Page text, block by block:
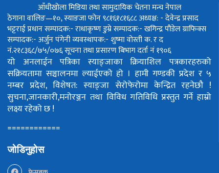
आँधीखोला मिडिया तथा सामुदायिक चेतना मन्च नेपाल
ठेगाना वालिङ—१०, स्याङजा फोन ९८१६१८१६८८अध्यक्ष: - देवेन्द्र प्रसाद
भट्टराईप्रधान सम्पादक:- राधाकृष्ण डुम्रेसम्पादक:- खगिन्द्र पौडेलग्राफिक्स
सम्पादक:- अर्जुन पंगेनीव्यवस्थापक:- शुष्मा वोस्तीक. र द
नं.२१८३६८/७५/०७६सूचना तथा प्रसारण बिभाग दर्ता नं १९०६
यो अनलाईन पत्रिका स्याङ्जाका क्रियाशिल पत्रकारहरुको
सक्रियतामा सञ्चालनमा ल्याईएको हो । हामी गण्डकी प्रदेश र ५
नम्बर प्रदेश, विशेषत: स्याङ्जा सेरोफेरोमा केन्द्रित रहनेछौ !
सुचना,जानकारी,मनोरञ्जन तथा विविध गतिविधि प्रस्तुत गर्ने हाम्रो
लक्ष्य रहेको छ !
============
जोडिनुहोस